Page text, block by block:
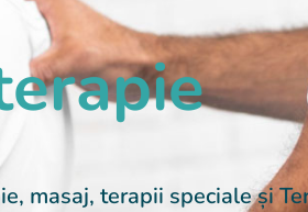
masaj, terapii speciale și